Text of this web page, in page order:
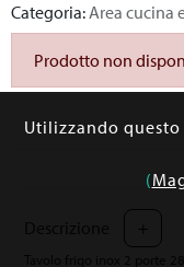
Categoria:Area cucina
Prodotto non
+
Utilizzando
(